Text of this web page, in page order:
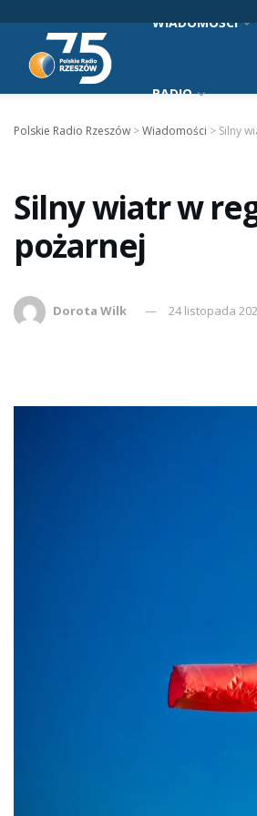
WIADOMOŚCI
RADIO
Polskie Radio Rzeszów >Wiadomości > Silny
Silny wiatr w
pożarnej
Dorota Wilk 24 listopada